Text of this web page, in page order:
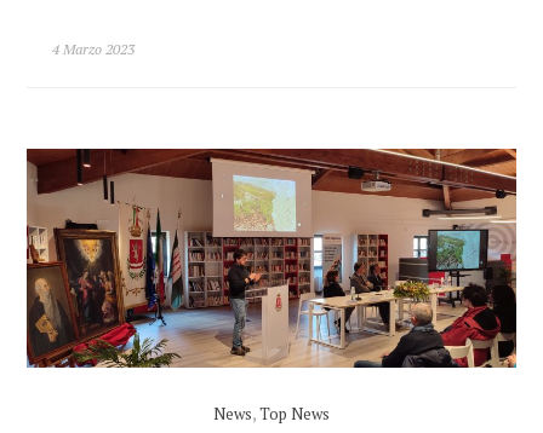
4 Marzo 2023
News,Top News